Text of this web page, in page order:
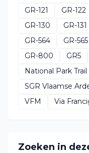
GR-121
GR-122
GR-130
GR-131
GR-564
GR-565
GR-800
GR5
National Park Trail
SGR Vlaamse
VFM
Via
Zoeken in